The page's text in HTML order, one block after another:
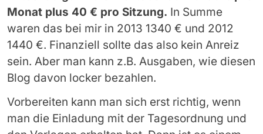
Monat plus 40 € pro Sitzung. In Summe
waren das bei mir in 2013 1340 € und 2012
1440 €. Finanziell sollte das also kein Anreiz
sein. Aber man kann z.B. Ausgaben, wie diesen
Blog davon locker bezahlen.
Vorbereiten kann man sich erst richtig, wenn
man die Einladung mit der Tagesordnung und